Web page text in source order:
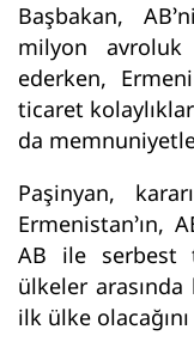
Başbakan,
milyon
ederken,
ticaret
da memnuniyetle
Paşinyan,
Ermenistan’ın,
AB ile serbest
ülkeler
ilk ülke